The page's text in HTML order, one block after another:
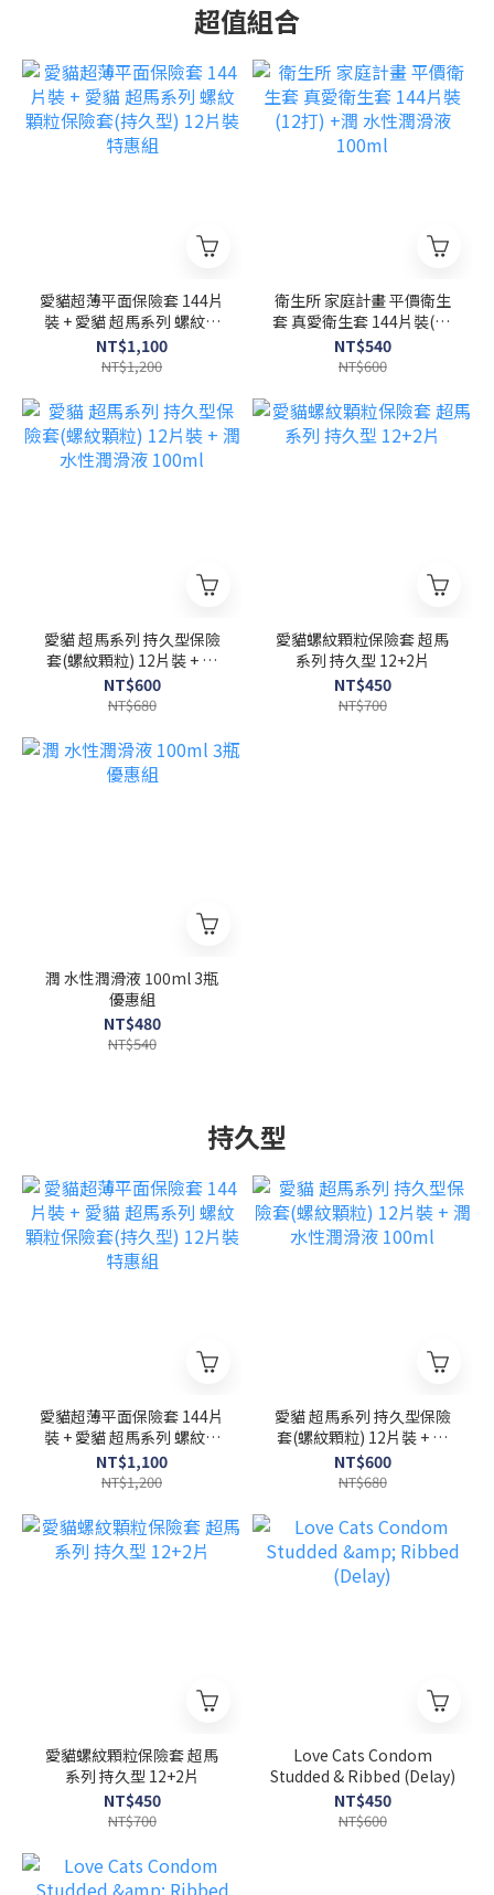
超值組合
愛貓超薄平面保險套 144片
裝 + 愛貓 超馬系列 螺紋顆
粒保險套(持久型) 12片裝
特惠組
NT$1,100
NT$1,200
衛生所 家庭計畫 平價衛生
套 真愛衛生套 144片裝(12
打) +潤 水性潤滑液 100ml
NT$540
NT$600
愛貓 超馬系列 持久型保險
套(螺紋顆粒) 12片裝 + 潤
水性潤滑液 100ml
NT$600
NT$680
愛貓螺紋顆粒保險套 超馬
系列 持久型 12+2片
NT$450
NT$700
潤 水性潤滑液 100ml 3瓶
優惠組
NT$480
NT$540
持久型
愛貓超薄平面保險套 144片
裝 + 愛貓 超馬系列 螺紋顆
粒保險套(持久型) 12片裝
特惠組
NT$1,100
NT$1,200
愛貓 超馬系列 持久型保險
套(螺紋顆粒) 12片裝 + 潤
水性潤滑液 100ml
NT$600
NT$680
愛貓螺紋顆粒保險套 超馬
系列 持久型 12+2片
NT$450
NT$700
Love Cats Condom
Studded & Ribbed (Delay)
NT$450
NT$600